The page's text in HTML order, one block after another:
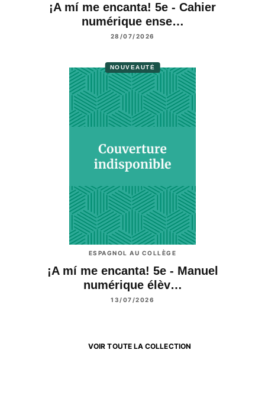
¡A mí me encanta! 5e - Cahier
numérique ense…
28/07/2026
NOUVEAUTÉ
ESPAGNOL AU COLLÈGE
¡A mí me encanta! 5e - Manuel
numérique élèv…
13/07/2026
VOIR TOUTE LA COLLECTION